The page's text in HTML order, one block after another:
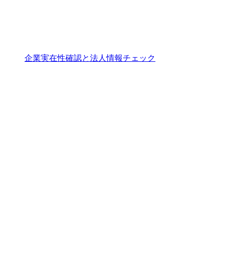
企業実在性確認と法人情報チェック